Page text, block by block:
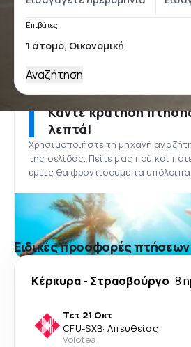
Επιβάτες
Αναζήτηση
Κάντε κράτηση
λεπτά!
Χρησιμοποιήστε τη μηχανή
της σελίδας. Πείτε μας πού και
εμείς θα φροντίσουμε τα υπόλοιπα.
Ειδικές προσφορές
Κέρκυρα- Στρασβούργο 8
Τετ 21 Οκτ
CFU-SXB· Απευθείας
Volotea